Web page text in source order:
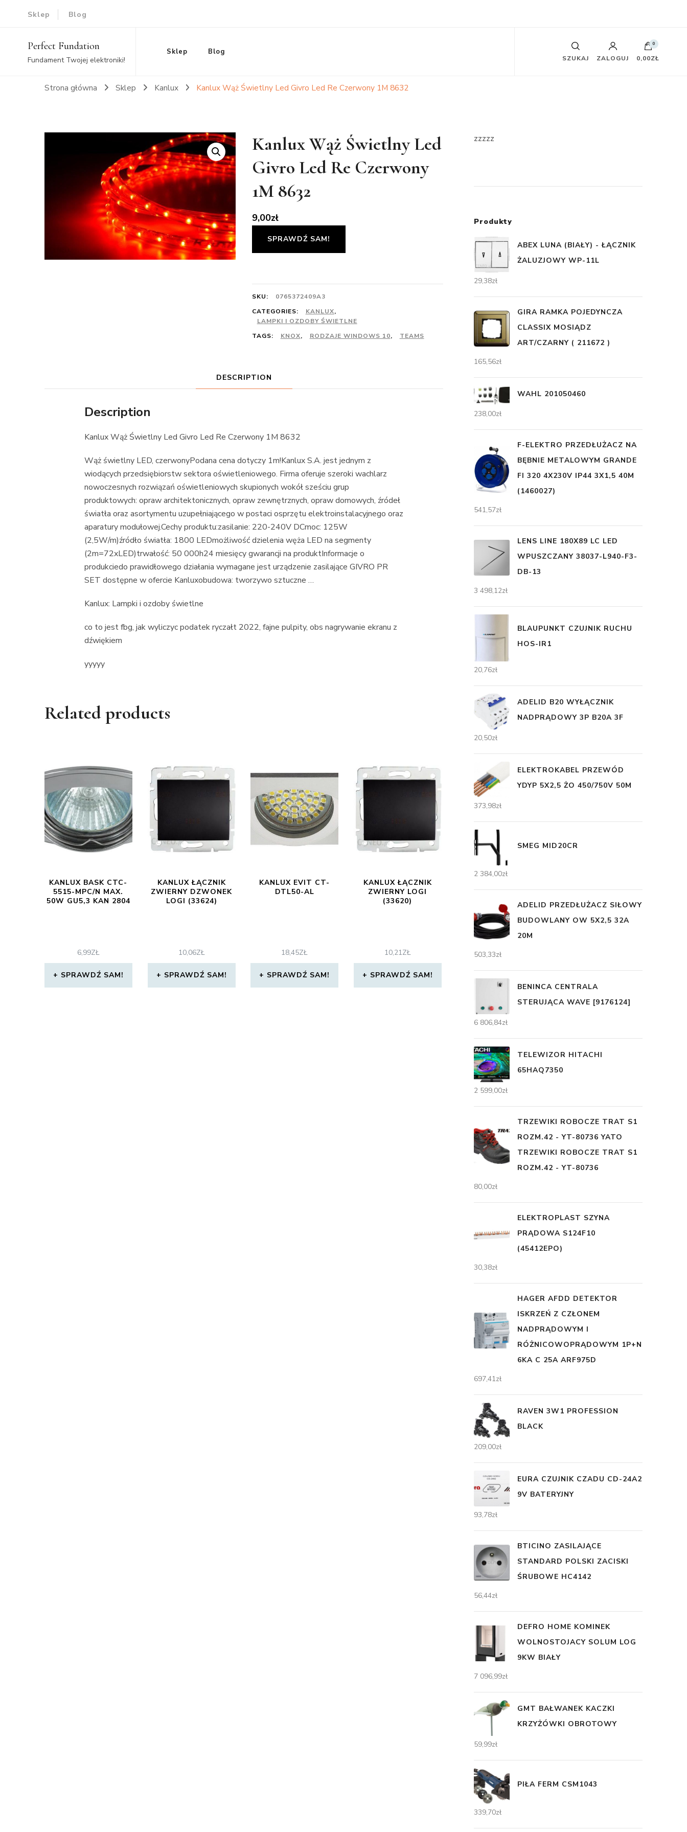
Sklep Blog
Perfect Fundation
Fundament Twojej elektroniki!
Sklep Blog
SZUKAJ ZALOGUJ
0
0,00ZŁ
Strona główna Sklep Kanlux Kanlux Wąż Świetlny Led Givro Led Re Czerwony 1M 8632
Kanlux Wąż Świetlny Led
Givro Led Re Czerwony
1M 8632
9,00zł
SPRAWDŹ SAM!
SKU:
0765372409A3
CATEGORIES:
KANLUX,
LAMPKI I OZDOBY ŚWIETLNE
TAGS:
KNOX, RODZAJE WINDOWS 10, TEAMS
DESCRIPTION
Description
Kanlux Wąż Świetlny Led Givro Led Re Czerwony 1M 8632
Wąż świetlny LED, czerwonyPodana cena dotyczy 1m!Kanlux S.A. jest jednym z
wiodących przedsiębiorstw sektora oświetleniowego. Firma oferuje szeroki wachlarz
nowoczesnych rozwiązań oświetleniowych skupionych wokół sześciu grup
produktowych: opraw architektonicznych, opraw zewnętrznych, opraw domowych, źródeł
światła oraz asortymentu uzupełniającego w postaci osprzętu elektroinstalacyjnego oraz
aparatury modułowej.Cechy produktu:zasilanie: 220-240V DCmoc: 125W
(2,5W/m)źródło światła: 1800 LEDmożliwość dzielenia węża LED na segmenty
(2m=72xLED)trwałość: 50 000h24 miesięcy gwarancji na produktInformacje o
produkciedo prawidłowego działania wymagane jest urządzenie zasilające GIVRO PR
SET dostępne w ofercie Kanluxobudowa: tworzywo sztuczne …
Kanlux: Lampki i ozdoby świetlne
co to jest fbg, jak wyliczyc podatek ryczałt 2022, fajne pulpity, obs nagrywanie ekranu z
dźwiękiem
yyyyy
Related products
KANLUX BASK CTC-
5515-MPC/N MAX.
50W GU5,3 KAN 2804
6,99ZŁ
SPRAWDŹ SAM!
KANLUX ŁĄCZNIK
ZWIERNY DZWONEK
LOGI (33624)
10,06ZŁ
SPRAWDŹ SAM!
KANLUX EVIT CT-
DTL50-AL
18,45ZŁ
SPRAWDŹ SAM!
KANLUX ŁĄCZNIK
ZWIERNY LOGI
(33620)
10,21ZŁ
SPRAWDŹ SAM!
zzzzz
Produkty
ABEX LUNA (BIAŁY) - ŁĄCZNIK
ŻALUZJOWY WP-11L
29,38zł
GIRA RAMKA POJEDYNCZA
CLASSIX MOSIĄDZ
ART/CZARNY ( 211672 )
165,56zł
WAHL 201050460
238,00zł
F-ELEKTRO PRZEDŁUŻACZ NA
BĘBNIE METALOWYM GRANDE
FI 320 4X230V IP44 3X1,5 40M
(1460027)
541,57zł
LENS LINE 180X89 LC LED
WPUSZCZANY 38037-L940-F3-
DB-13
3 498,12zł
BLAUPUNKT CZUJNIK RUCHU
HOS-IR1
20,76zł
ADELID B20 WYŁĄCZNIK
NADPRĄDOWY 3P B20A 3F
20,50zł
ELEKTROKABEL PRZEWÓD
YDYP 5X2,5 ŻO 450/750V 50M
373,98zł
SMEG MID20CR
2 384,00zł
ADELID PRZEDŁUŻACZ SIŁOWY
BUDOWLANY OW 5X2,5 32A
20M
503,33zł
BENINCA CENTRALA
STERUJĄCA WAVE [9176124]
6 806,84zł
TELEWIZOR HITACHI
65HAQ7350
2 599,00zł
TRZEWIKI ROBOCZE TRAT S1
ROZM.42 - YT-80736 YATO
TRZEWIKI ROBOCZE TRAT S1
ROZM.42 - YT-80736
80,00zł
ELEKTROPLAST SZYNA
PRĄDOWA S124F10
(45412EPO)
30,38zł
HAGER AFDD DETEKTOR
ISKRZEŃ Z CZŁONEM
NADPRĄDOWYM I
RÓŻNICOWOPRĄDOWYM 1P+N
6KA C 25A ARF975D
697,41zł
RAVEN 3W1 PROFESSION
BLACK
209,00zł
EURA CZUJNIK CZADU CD-24A2
9V BATERYJNY
93,78zł
BTICINO ZASILAJĄCE
STANDARD POLSKI ZACISKI
ŚRUBOWE HC4142
56,44zł
DEFRO HOME KOMINEK
WOLNOSTOJACY SOLUM LOG
9KW BIAŁY
7 096,99zł
GMT BAŁWANEK KACZKI
KRZYŻÓWKI OBROTOWY
59,99zł
PIŁA FERM CSM1043
339,70zł